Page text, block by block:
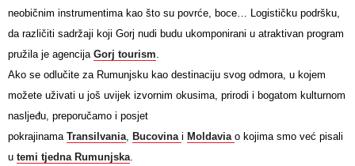
neobičnim instrumentima kao što su povrće, boce… Logističku podršku,
da različiti sadržaji koji Gorj nudi budu ukomponirani u atraktivan program
pružila je agencija Gorj tourism.
Ako se odlučite za Rumunjsku kao destinaciju svog odmora, u kojem
možete uživati u još uvijek izvornim okusima, prirodi i bogatom kulturnom
nasljeđu, preporučamo i posjet
pokrajinama Transilvania, Bucovina i Moldavia o kojima smo već pisali
u temi tjedna Rumunjska.